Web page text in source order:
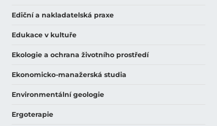
Ediční a nakladatelská praxe
Edukace v kultuře
Ekologie a ochrana životního prostředí
Ekonomicko-manažerská studia
Environmentální geologie
Ergoterapie